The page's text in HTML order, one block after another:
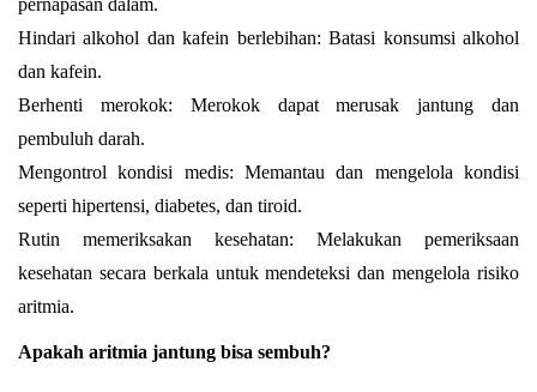
pernapasan dalam.
Hindari alkohol dan kafein berlebihan: Batasi konsumsi alkohol
dan kafein.
Berhenti merokok: Merokok dapat merusak jantung dan
pembuluh darah.
Mengontrol kondisi medis: Memantau dan mengelola kondisi
seperti hipertensi, diabetes, dan tiroid.
Rutin memeriksakan kesehatan: Melakukan pemeriksaan
kesehatan secara berkala untuk mendeteksi dan mengelola risiko
aritmia.
Apakah aritmia jantung bisa sembuh?